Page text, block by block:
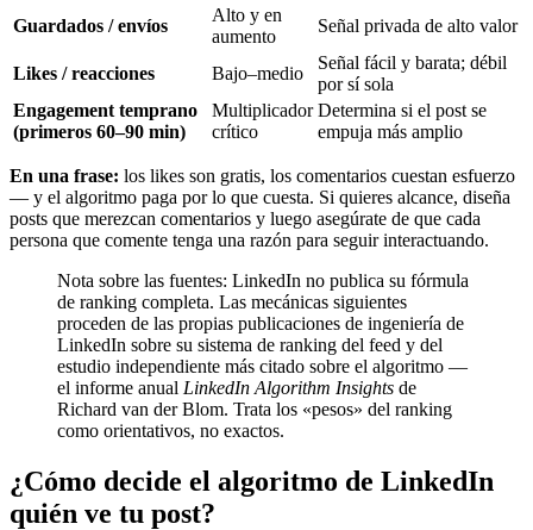
Guardados / envíos
Alto y en
aumento
Señal privada de alto valor
Likes / reacciones Bajo–medio
Señal fácil y barata; débil
por sí sola
Engagement temprano
(primeros 60–90 min)
Multiplicador
crítico
Determina si el post se
empuja más amplio
En una frase: los likes son gratis, los comentarios cuestan esfuerzo
— y el algoritmo paga por lo que cuesta. Si quieres alcance, diseña
posts que merezcan comentarios y luego asegúrate de que cada
persona que comente tenga una razón para seguir interactuando.
Nota sobre las fuentes: LinkedIn no publica su fórmula
de ranking completa. Las mecánicas siguientes
proceden de las propias publicaciones de ingeniería de
LinkedIn sobre su sistema de ranking del feed y del
estudio independiente más citado sobre el algoritmo —
el informe anual LinkedIn Algorithm Insights de
Richard van der Blom. Trata los «pesos» del ranking
como orientativos, no exactos.
¿Cómo decide el algoritmo de LinkedIn
quién ve tu post?